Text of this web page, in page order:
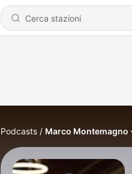
Podcasts Marco Montemagno